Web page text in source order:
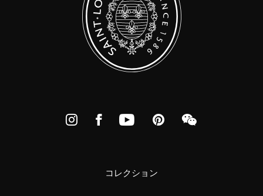
InstagramFacebookYouTubePinterest
コレクション